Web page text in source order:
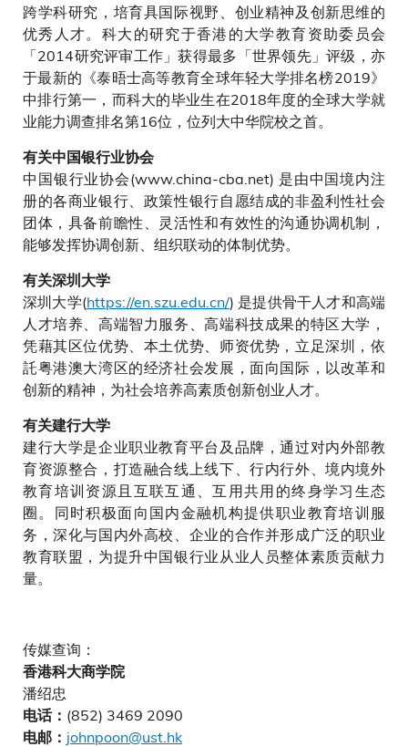
跨学科研究，培育具国际视野、创业精神及创新思维的
优秀人才。科大的研究于香港的大学教育资助委员会
「2014研究评审工作」获得最多「世界领先」评级，亦
于最新的《泰晤士高等教育全球年轻大学排名榜2019》
中排行第一，而科大的毕业生在2018年度的全球大学就
业能力调查排名第16位，位列大中华院校之首。
有关中国银行业协会
中国银行业协会(www.china-cba.net) 是由中国境内注
册的各商业银行、政策性银行自愿结成的非盈利性社会
团体，具备前瞻性、灵活性和有效性的沟通协调机制，
能够发挥协调创新、组织联动的体制优势。
有关深圳大学
深圳大学(https://en.szu.edu.cn/) 是提供骨干人才和高端
人才培养、高端智力服务、高端科技成果的特区大学，
凭藉其区位优势、本土优势、师资优势，立足深圳，依
託粤港澳大湾区的经济社会发展，面向国际，以改革和
创新的精神，为社会培养高素质创新创业人才。
有关建行大学
建行大学是企业职业教育平台及品牌，通过对内外部教
育资源整合，打造融合线上线下、行内行外、境内境外
教育培训资源且互联互通、互用共用的终身学习生态
圈。同时积极面向国内金融机构提供职业教育培训服
务，深化与国内外高校、企业的合作并形成广泛的职业
教育联盟，为提升中国银行业从业人员整体素质贡献力
量。
传媒查询：
香港科大商学院
潘绍忠
电话： (852) 3469 2090
电邮： johnpoon@ust.hk